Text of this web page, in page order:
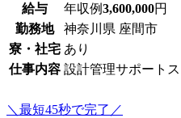
給与 年収例3,600,000円
勤務地
神奈川県 座間市
寮・社宅 あり
仕事内容 設計管理サポート
＼最短45秒で完了／